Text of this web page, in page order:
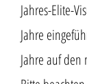
Jahres-Elite-
Jahre
Jahre auf den